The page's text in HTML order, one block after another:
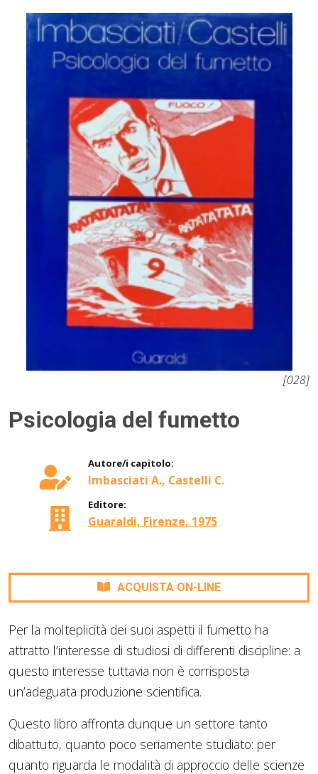
10.Psicoanalisi e Istituzioni Sanitarie
11.
Formazione operatori sanitari
Psicoanalisi e psicosociologia del linguaggio iconico e
Psicometria e test mentali
[028]
Psicologia del fumetto
Autore/i capitolo:
Imbasciati A., Castelli C.
Editore:
Guaraldi, Firenze, 1975
ACQUISTA ON-LINE
Per la molteplicità dei suoi aspetti il fumetto ha
attratto l’interesse di studiosi di differenti discipline: a
questo interesse tuttavia non è corrisposta
un’adeguata produzione scientifica.
Questo libro affronta dunque un settore tanto
dibattuto, quanto poco seriamente studiato: per
quanto riguarda le modalità di approccio delle scienze